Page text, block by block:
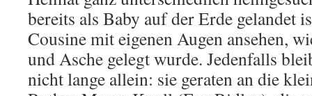
bereits als Baby auf der Erde gelandet
Cousine mit eigenen Augen ansehen,
und Asche gelegt wurde. Jedenfalls
nicht lange allein: sie geraten an die